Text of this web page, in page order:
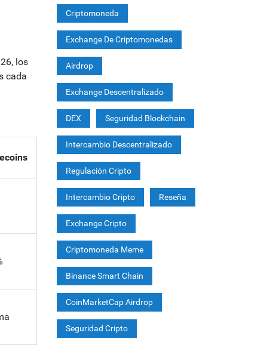
los
cada
Criptomoneda
Exchange De Criptomonedas
Airdrop
Exchange Descentralizado
DEX Seguridad Blockchain
Intercambio Descentralizado
Regulación Cripto
Intercambio Cripto Reseña
Exchange Cripto
Criptomoneda Meme
Binance Smart Chain
CoinMarketCap Airdrop
Seguridad Cripto